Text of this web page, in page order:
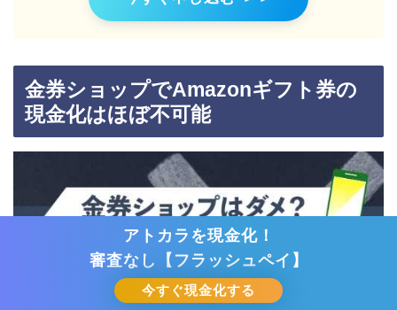
金券ショップでAmazonギフト券の
現金化はほぼ不可能
先払い買取で現金化！
審査なし【タートルチケット】
先払い買取を利用する
先払い買取で現金化！
審査なし【リセチケット】
先払い買取を利用する
先払い買取で現金化！
審査なし【バイチケ】
先払い買取を利用する
先払い買取で現金化！
審査なし【シープチケット】
先払い買取を利用する
先払い買取で現金化！
審査なし【チケットセンター】
先払い買取を利用する
キャリア決済を即日換金！
キャリアキャッシュ
今すぐ現金化する
独自審査で柔軟対応
即日融資なら【セントラル】へ
今すぐ借りる
先払い買取で現金化！
審査なしOK【チケリア】
先払い買取を利用する
クレジットカードを即現金化！
ゼロスタイル
今すぐ現金化する
メルペイを即日換金！
【アイペイ】
今すぐ現金化する
アトカラを現金化！
審査なし【フラッシュペイ】
今すぐ現金化する